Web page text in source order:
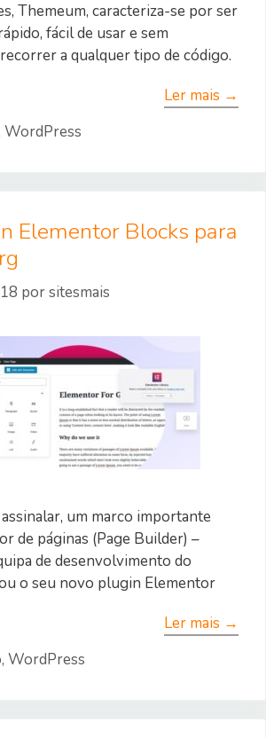
Themeum, caracteriza-se por ser
fácil de usar e sem
a qualquer tipo de código.
Ler mais →
,WordPress
Elementor Blocks para
porsitesmais
assinalar, um marco importante
de páginas (Page Builder) –
de desenvolvimento do
o seu novo plugin Elementor
Ler mais →
,WordPress